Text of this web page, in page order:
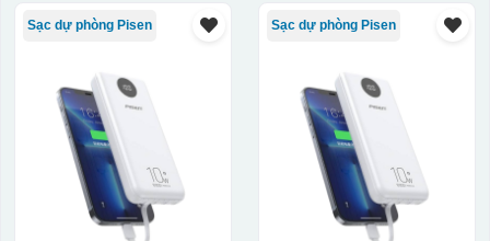
Sạc dự phòng Pisen Sạc dự phòng Pisen